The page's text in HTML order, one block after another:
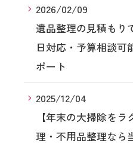
2026/02/09
遺品整理の見積もり
日対応・予算相談可
ポート
2025/12/04
【年末の大掃除を
理・不用品整理なら